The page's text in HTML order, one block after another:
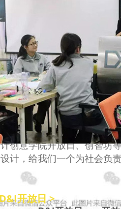
创意学院开放日、创智坊
计，给我们一个为社会负
开放日 >